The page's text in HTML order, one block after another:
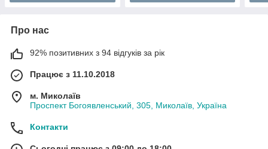
Про нас
92% позитивних з 94 відгуків за рік
Працює з 11.10.2018
м. Миколаїв
Проспект Богоявленський, 305, Миколаїв, Україна
Контакти